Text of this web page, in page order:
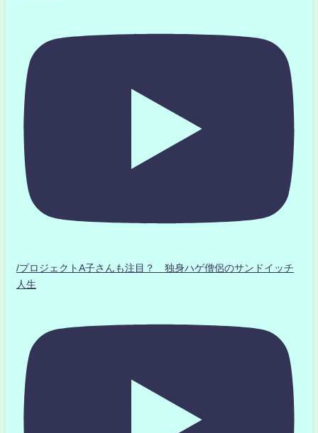
/プロジェクトA子さんも注目？ 独身ハゲ僧侶のサンドイッチ
人生